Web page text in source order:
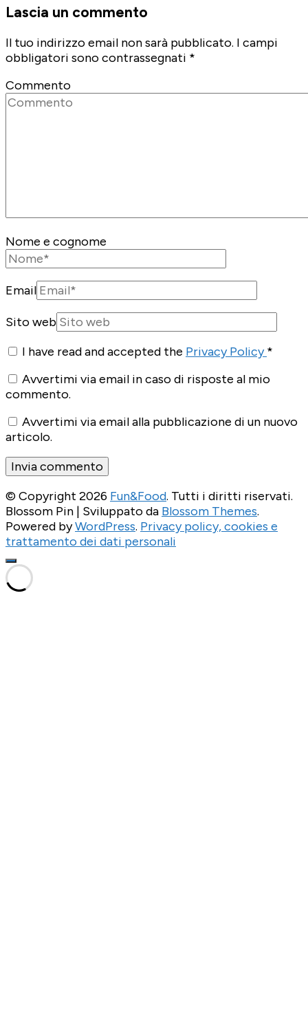
Lascia un commento
Il tuo indirizzo email non sarà pubblicato. I campi
obbligatori sono contrassegnati *
Commento
Nome e cognome
Email
Sito web
I have read and accepted the Privacy Policy*
Avvertimi via email in caso di risposte al mio
commento.
Avvertimi via email alla pubblicazione di un nuovo
articolo.
© Copyright 2026 Fun&Food. Tutti i diritti riservati.
Blossom Pin | Sviluppato da Blossom Themes.
Powered byWordPress. Privacy policy, cookies e
trattamento dei dati personali